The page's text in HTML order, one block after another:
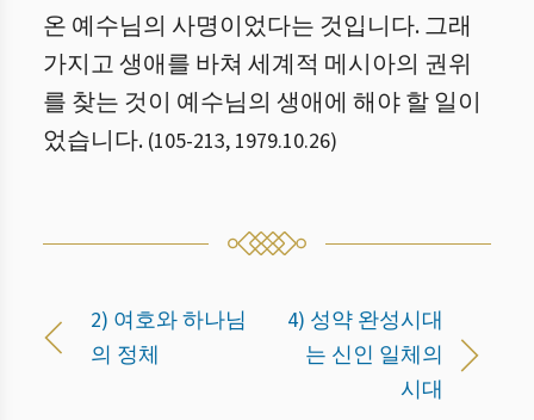
온 예수님의 사명이었다는 것입니다. 그래
가지고 생애를 바쳐 세계적 메시아의 권위
를 찾는 것이 예수님의 생애에 해야 할 일이
었습니다. (105-213, 1979.10.26)
2) 여호와 하나님
의 정체
4) 성약 완성시대
는 신인 일체의
시대